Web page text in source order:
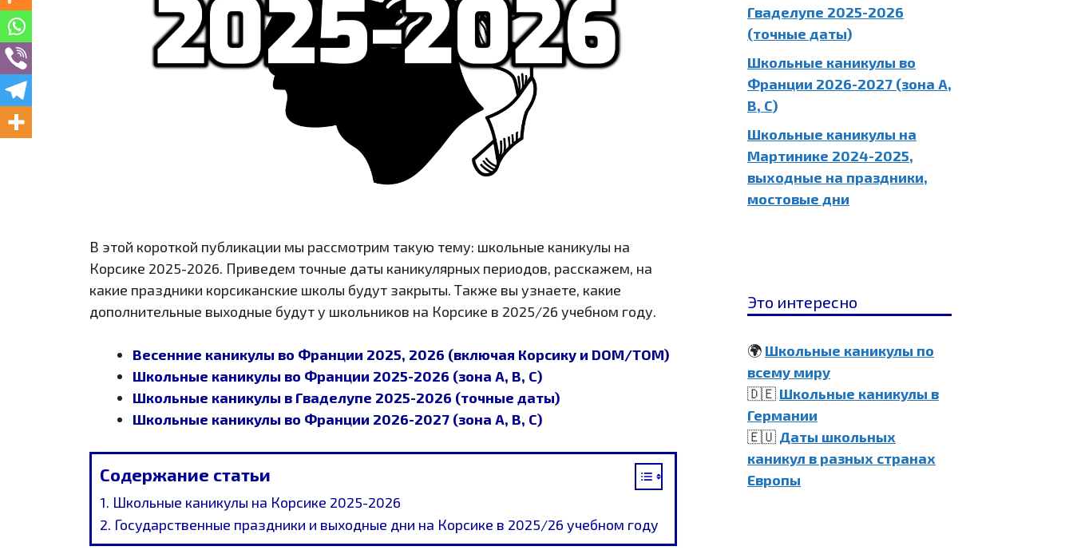
В этой короткой публикации мы рассмотрим такую тему: школьные каникулы на
Корсике 2025-2026. Приведем точные даты каникулярных периодов, расскажем, на
какие праздники корсиканские школы будут закрыты. Также вы узнаете, какие
дополнительные выходные будут у школьников на Корсике в 2025/26 учебном году.
Весенние каникулы во Франции 2025, 2026 (включая Корсику и DOM/TOM)
Школьные каникулы во Франции 2025-2026 (зона A, B, C)
Школьные каникулы в Гваделупе 2025-2026 (точные даты)
Школьные каникулы во Франции 2026-2027 (зона A, B, C)
Содержание статьи
Школьные каникулы на Корсике 2025-2026
Государственные праздники и выходные дни на Корсике в 2025/26 учебном году
Гваделупе 2025-2026
(точные даты)
Школьные каникулы во
Франции 2026-2027 (зона A,
B, C)
Школьные каникулы на
Мартинике 2024-2025,
выходные на праздники,
мостовые дни
Это интересно
🌍 Школьные каникулы по
всему миру
🇩🇪 Школьные каникулы в
Германии
🇪🇺 Даты школьных
каникул в разных странах
Европы